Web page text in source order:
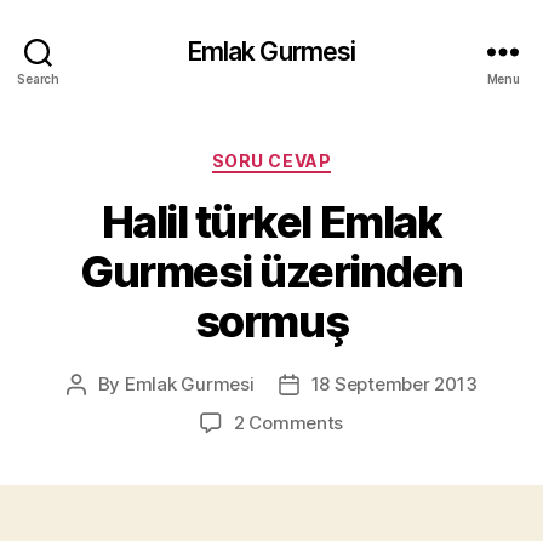
Search
Emlak Gurmesi
Menu
Categories
SORU CEVAP
Halil türkel Emlak
Gurmesi üzerinden
sormuş
Post
By Emlak Gurmesi
Post18 September 2013
2 Commentson